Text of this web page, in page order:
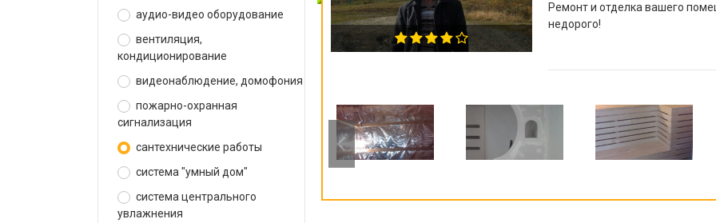
аудио-видео оборудование
вентиляция,
кондиционирование
видеонаблюдение, домофония
пожарно-охранная
сигнализация
сантехнические работы
система "умный дом"
система центрального
увлажнения
Ремонт и отделка вашего
недорого!